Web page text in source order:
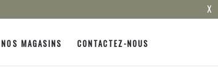
X
NOS MAGASINS CONTACTEZ-NOUS